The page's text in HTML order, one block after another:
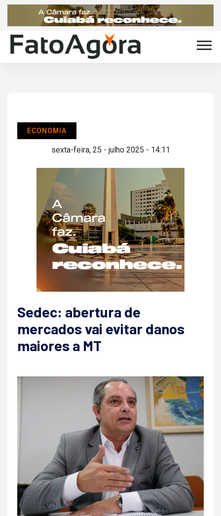
ECONOMIA
sexta-feira, 25 - julho 2025 - 14:11
Sedec: abertura de
mercados vai evitar danos
maiores a MT